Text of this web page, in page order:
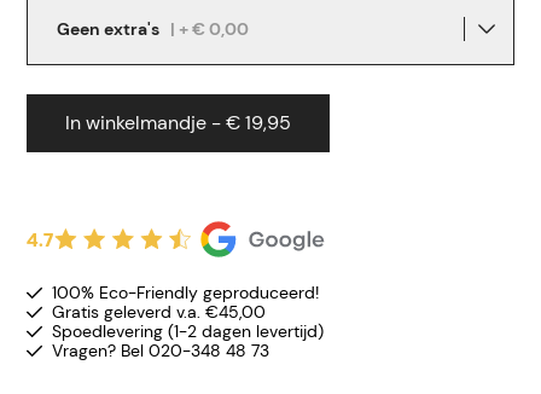
Geen extra's | + € 0,00
In winkelmandje - € 19,95
4.7
100% Eco-Friendly geproduceerd!
Gratis geleverd v.a. €45,00
Spoedlevering (1-2 dagen levertijd)
Vragen? Bel 020-348 48 73